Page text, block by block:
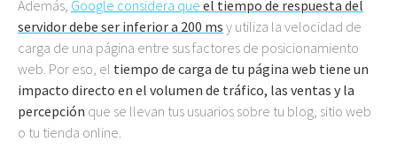
Además, Google considera que el tiempo de respuesta del
servidor debe ser inferior a 200 ms y utiliza la velocidad de
carga de una página entre sus factores de posicionamiento
web. Por eso, el tiempo de carga de tu página web tiene un
impacto directo en el volumen de tráfico, las ventas y la
percepción que se llevan tus usuarios sobre tu blog, sitio web
o tu tienda online.